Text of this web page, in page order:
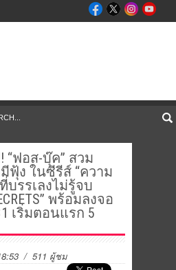
ฟอส-บุ๊ค” สวม
ฟุ้ง ในซีรีส์ “ความ
บรรเลงไม่รู้จบ
พร้อมลงจอ
เริ่มตอนแรก 5
/ 511 ผู้ชม